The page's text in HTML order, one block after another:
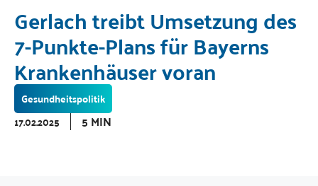
Gerlach treibt Umsetzung des
7-Punkte-Plans für Bayerns
Krankenhäuser voran
Gesundheitspolitik
17.02.2025
5 MIN